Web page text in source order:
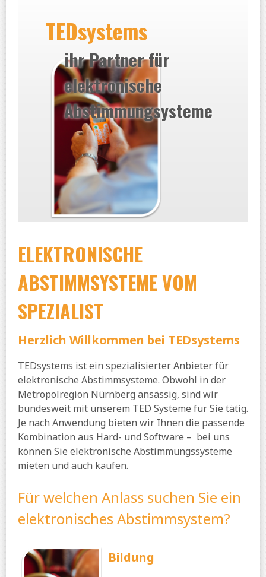
TEDsystems
ihr Partner für
elektronische
Abstimmungsysteme
ELEKTRONISCHE
ABSTIMMSYSTEME VOM
SPEZIALIST
Herzlich Willkommen bei TEDsystems
TEDsystems ist ein spezialisierter Anbieter für
elektronische Abstimmsysteme. Obwohl in der
Metropolregion Nürnberg ansässig, sind wir
bundesweit mit unserem TED Systeme für Sie tätig.
Je nach Anwendung bieten wir Ihnen die passende
Kombination aus Hard- und Software – bei uns
können Sie elektronische Abstimmungssysteme
mieten und auch kaufen.
Für welchen Anlass suchen Sie ein
elektronisches Abstimmsystem?
Bildung